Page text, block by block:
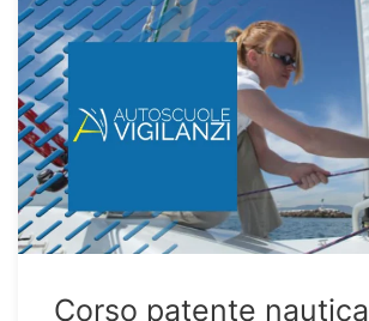
Corso patente nautica